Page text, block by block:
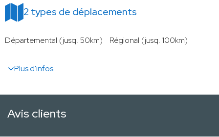
2 types de déplacements
Départemental (jusq. 50km) Régional (jusq. 100km)
Plus d'infos
Avis clients